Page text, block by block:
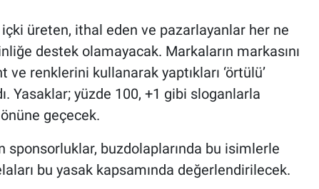
üreten, ithal eden ve pazarlayanlar her ne
destek olamayacak. Markaların markasını
renklerini kullanarak yaptıkları ‘örtülü’
Yasaklar; yüzde 100, +1 gibi sloganlarla
geçecek.
sponsorluklar, buzdolaplarında bu isimlerle
bu yasak kapsamında değerlendirilecek.